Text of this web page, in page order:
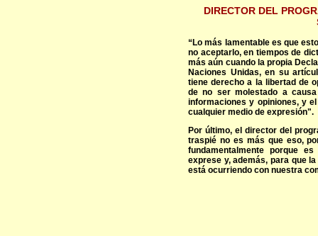
DIRECTOR DEL
“Lo más lamentable es que
no aceptarlo, en tiempos de
más aún cuando la propia
Naciones Unidas, en su
tiene derecho a la libertad de
de no ser molestado a
informaciones y opiniones, y
cualquier medio de expresión".
Por último, el director del
traspié no es más que eso,
fundamentalmente porque
exprese y, además, para que
está ocurriendo con nuestra